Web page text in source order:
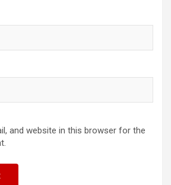
and website in this browser for the